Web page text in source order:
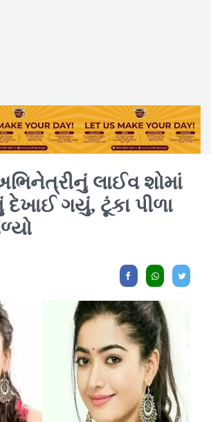
લાઈવ શોમાં
દેખાઈ ગયું, ટૂંકા પીળા